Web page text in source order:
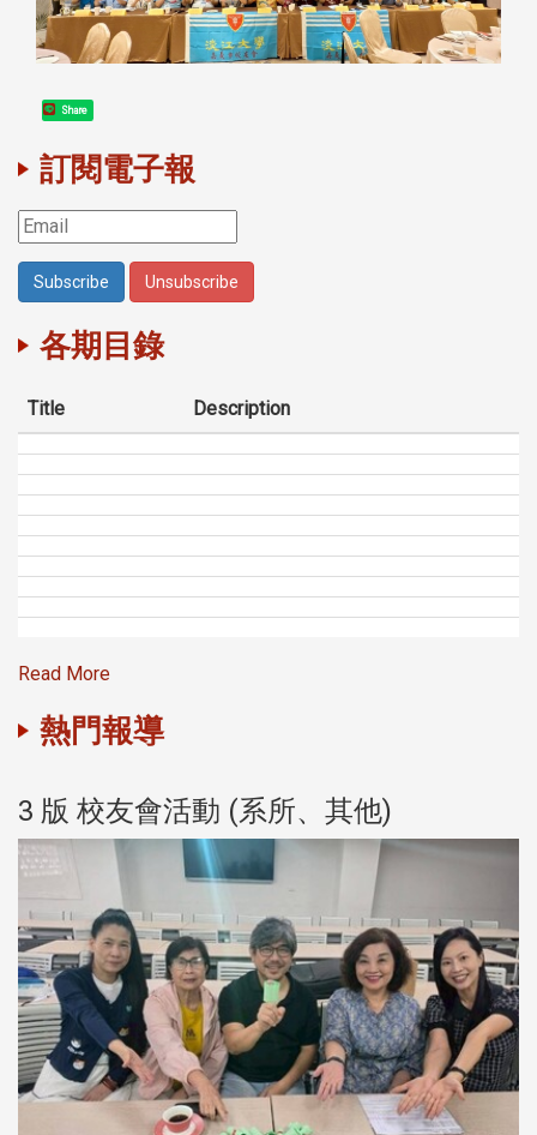
Share
訂閱電子報
各期目錄
Title Description
Read More
熱門報導
3 版 校友會活動 (系所、其他)